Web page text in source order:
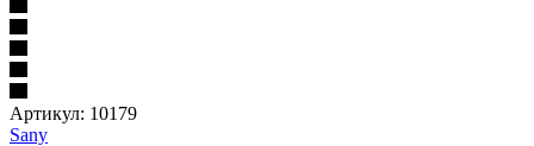
Артикул: 10179
Sany